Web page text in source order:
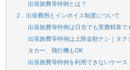
出張旅費等特例とは？
2．出張費用とインボイス制度について
出張旅費等特例は日当でも実費精算で
出張旅費等特例は上限金額ナシ｜タク
タカー、飛行機もOK
出張旅費等特例を利用できないケース